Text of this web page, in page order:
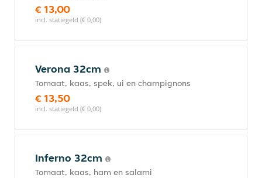
€ 13,00
incl. statiegeld (€ 0,00)
Verona 32cm
Tomaat, kaas, spek, ui en champignons
€ 13,50
incl. statiegeld (€ 0,00)
Inferno 32cm
Tomaat, kaas, ham en salami